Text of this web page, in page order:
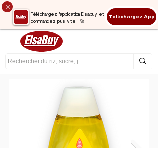
Téléchargez l'application Elsabuy et
commandez plus vite ! 🚀
Téléchargez App